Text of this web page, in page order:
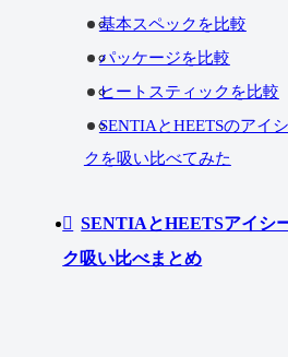
基本スペックを比較
パッケージを比較
ヒートスティックを比較
SENTIAとHEETSのアイ
クを吸い比べてみた
SENTIAとHEETSアイシ
ク吸い比べまとめ